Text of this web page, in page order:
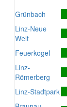
Grünbach
Linz-Neue
Welt
Feuerkogel
Linz-
Römerberg
Linz-Stadtpark